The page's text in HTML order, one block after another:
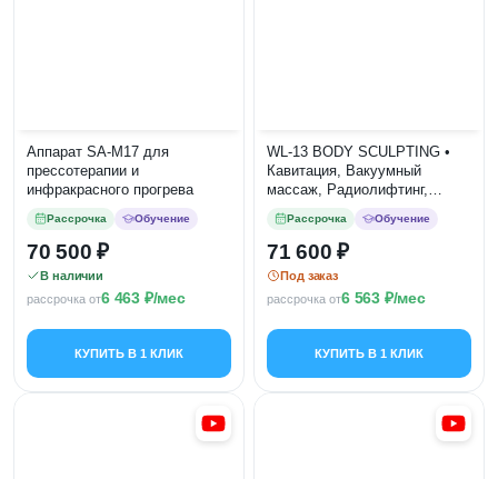
Аппарат SA-M17 для
прессотерапии и
инфракрасного прогрева
Рассрочка Обучение
70 500
В наличии
рассрочка от6 463 /мес
КУПИТЬ В 1 КЛИК
WL-13 BODY SCULPTING •
Кавитация, Вакуумный
массаж, Радиолифтинг,
Вибромассаж, Биофотон
Рассрочка Обучение
71 600
Под заказ
рассрочка от6 563 /мес
КУПИТЬ В 1 КЛИК